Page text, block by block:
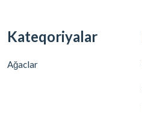
Kateqoriyalar
Ağaclar